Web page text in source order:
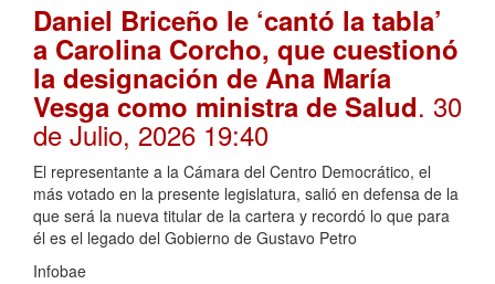
Daniel Briceño le ‘cantó la tabla’
a Carolina Corcho, que cuestionó
la designación de Ana María
Vesga como ministra de Salud. 30
de Julio, 2026 19:40
El representante a la Cámara del Centro Democrático, el
más votado en la presente legislatura, salió en defensa de la
que será la nueva titular de la cartera y recordó lo que para
él es el legado del Gobierno de Gustavo Petro
Infobae